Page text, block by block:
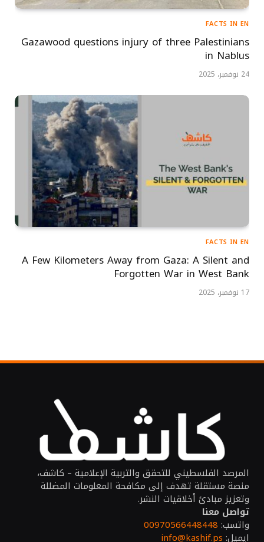
FACTS IN EN
Gazawood questions injury of three Palestinians
in Nablus
24 نوفمبر، 2025
FACTS IN EN
A Few Kilometers Away from Gaza: A Silent and
Forgotten War in West Bank
17 نوفمبر، 2025
المرصد الفلسطيني للتحقق والتربية الإعلامية – كاشف،
منصة مستقلة تهدف إلى مكافحة المعلومات المضللة
وتعزيز مبادئ أخلاقيات النشر.
تواصل معنا
واتسب: 00970566448448
ايميل: info@kashif.ps